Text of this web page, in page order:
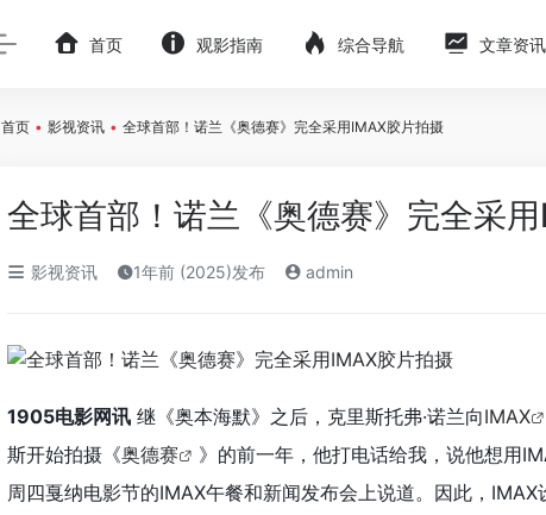
首页 观影指南 综合导航 文章资讯
首页 • 影视资讯 • 全球首部！诺兰《奥德赛》完全采用IMAX胶片拍摄
全球首部！诺兰《奥德赛》完全采
影视资讯 1年前 (2025)发布 admin
1905电影网讯 继《奥本海默》之后，克里斯托弗·诺兰向IMAX
斯开始拍摄《奥德赛
》的前一年，他打电话给我，说他想用
周四戛纳电影节的IMAX午餐和新闻发布会上说道。 因此，IMAX